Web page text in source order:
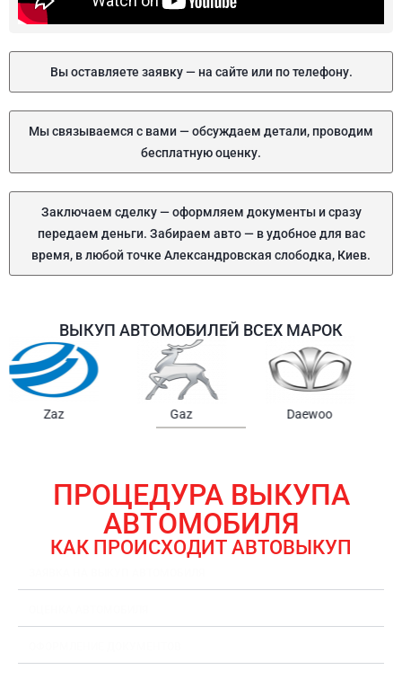
Вы оставляете заявку — на сайте или по телефону.
Мы связываемся с вами — обсуждаем детали, проводим
бесплатную оценку.
Заключаем сделку — оформляем документы и сразу
передаем деньги. Забираем авто — в удобное для вас
время, в любой точке Александровская слободка, Киев.
ВЫКУП АВТОМОБИЛЕЙ ВСЕХ МАРОК
Samsung Chrysler Gmc
ПРОЦЕДУРА ВЫКУПА
АВТОМОБИЛЯ
КАК ПРОИСХОДИТ АВТОВЫКУП